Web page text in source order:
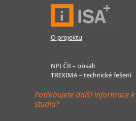
O projektu
NPI ČR – obsah
TREXIMA – technické řešení
Potřebujete další informace
studia?